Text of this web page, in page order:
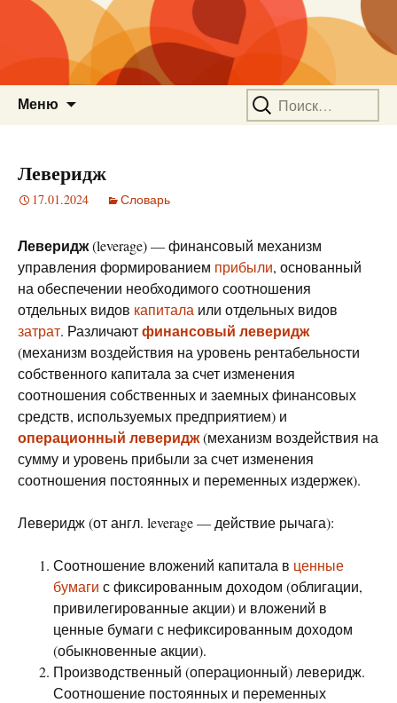
Меню Найти:
Леверидж
17.01.2024 Словарь
Леверидж(leverage) — финансовый механизм
управления формированием прибыли, основанный
на обеспечении необходимого соотношения
отдельных видов капитала или отдельных видов
затрат. Различаютфинансовый леверидж
(механизм воздействия на уровень рентабельности
собственного капитала за счет изменения
соотношения собственных и заемных финансовых
средств, используемых предприятием) и
операционный леверидж(механизм воздействия на
сумму и уровень прибыли за счет изменения
соотношения постоянных и переменных издержек).
Леверидж (от англ. leverage — действие рычага):
Соотношение вложений капитала в ценные
бумаги с фиксированным доходом (облигации,
привилегированные акции) и вложений в
ценные бумаги с нефиксированным доходом
(обыкновенные акции).
Производственный (операционный) леверидж.
Соотношение постоянных и переменных